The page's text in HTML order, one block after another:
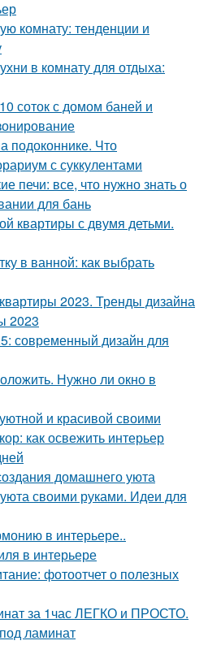
комнату: тенденции и
в комнату для отдыха:
соток с домом баней и
подоконнике. Что
с суккулентами
печи: все, что нужно знать о
для бань
квартиры с двумя детьми.
в ванной: как выбрать
2023. Тренды дизайна
2023
современный дизайн для
Нужно ли окно в
и красивой своими
как освежить интерьер
домашнего уюта
своими руками. Идеи для
в интерьере..
в интерьере
фотоотчет о полезных
за 1час ЛЕГКО и ПРОСТО.
ламинат